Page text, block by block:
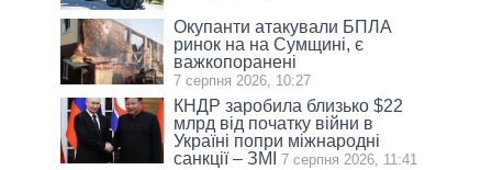
Окупанти атакували БПЛА
ринок на на Сумщині, є
важкопоранені
7 серпня 2026, 10:27
КНДР заробила близько $22
млрд від початку війни в
Україні попри міжнародні
санкції – ЗМІ
7 серпня 2026, 11:41